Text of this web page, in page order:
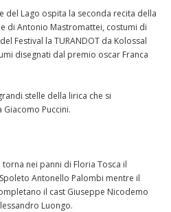
del Lago ospita la seconda recita della
di Antonio Mastromattei, costumi di
Festival la TURANDOT da Kolossal
disegnati dal premio oscar Franca
stelle della lirica che si
Puccini.
nei panni di Floria Tosca il
Antonello Palombi mentre il
il cast Giuseppe Nicodemo
Luongo.